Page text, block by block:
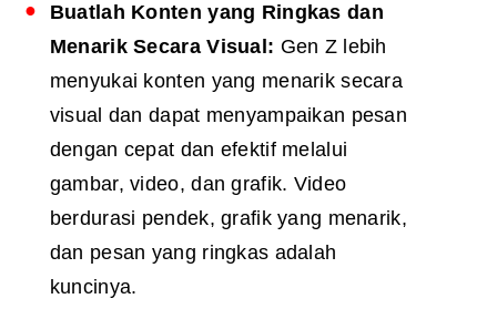
Buatlah Konten yang Ringkas dan
Menarik Secara Visual: Gen Z lebih
menyukai konten yang menarik secara
visual dan dapat menyampaikan pesan
dengan cepat dan efektif melalui
gambar, video, dan grafik. Video
berdurasi pendek, grafik yang menarik,
dan pesan yang ringkas adalah
kuncinya.